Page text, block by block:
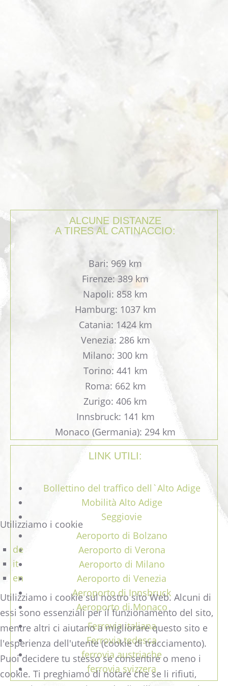
ALCUNE DISTANZE
A TIRES AL CATINACCIO:
Bari: 969 km
Firenze: 389 km
Napoli: 858 km
Hamburg: 1037 km
Catania: 1424 km
Venezia: 286 km
Milano: 300 km
Torino: 441 km
Roma: 662 km
Zurigo: 406 km
Innsbruck: 141 km
Monaco (Germania): 294 km
LINK UTILI:
Bollettino del traffico dell`Alto Adige
Mobilità Alto Adige
Seggiovie
Aeroporto di Bolzano
Aeroporto di Verona
Aeroporto di Milano
Aeroporto di Venezia
Aeroporto di Innsbruck
Aeroporto di Monaco
Ferrovia italiana
Ferrovia tedesca
ferrovia austriache
ferrovia svizzera
Utilizziamo i cookie
de
it
en
Utilizziamo i cookie sul nostro sito Web. Alcuni di
essi sono essenziali per il funzionamento del sito,
mentre altri ci aiutano a migliorare questo sito e
l'esperienza dell'utente (cookie di tracciamento).
Puoi decidere tu stesso se consentire o meno i
cookie. Ti preghiamo di notare che se li rifiuti,